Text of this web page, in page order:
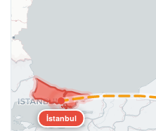
İstanbul